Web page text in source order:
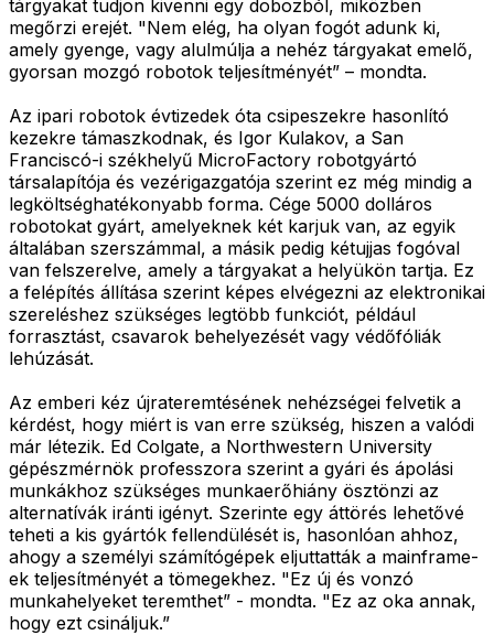
tárgyakat tudjon kivenni egy dobozból, miközben
megőrzi erejét. "Nem elég, ha olyan fogót adunk ki,
amely gyenge, vagy alulmúlja a nehéz tárgyakat emelő,
gyorsan mozgó robotok teljesítményét” – mondta.
Az ipari robotok évtizedek óta csipeszekre hasonlító
kezekre támaszkodnak, és Igor Kulakov, a San
Franciscó-i székhelyű MicroFactory robotgyártó
társalapítója és vezérigazgatója szerint ez még mindig a
legköltséghatékonyabb forma. Cége 5000 dolláros
robotokat gyárt, amelyeknek két karjuk van, az egyik
általában szerszámmal, a másik pedig kétujjas fogóval
van felszerelve, amely a tárgyakat a helyükön tartja. Ez
a felépítés állítása szerint képes elvégezni az elektronikai
szereléshez szükséges legtöbb funkciót, például
forrasztást, csavarok behelyezését vagy védőfóliák
lehúzását.
Az emberi kéz újrateremtésének nehézségei felvetik a
kérdést, hogy miért is van erre szükség, hiszen a valódi
már létezik. Ed Colgate, a Northwestern University
gépészmérnök professzora szerint a gyári és ápolási
munkákhoz szükséges munkaerőhiány ösztönzi az
alternatívák iránti igényt. Szerinte egy áttörés lehetővé
teheti a kis gyártók fellendülését is, hasonlóan ahhoz,
ahogy a személyi számítógépek eljuttatták a mainframe-
ek teljesítményét a tömegekhez. "Ez új és vonzó
munkahelyeket teremthet” - mondta. "Ez az oka annak,
hogy ezt csináljuk.”